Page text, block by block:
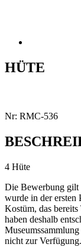
HÜTE
Nr: RMC-536
4 Hüte
Die Bewerbung gilt
wurde in der ersten
Kostüm, das
haben deshalb
nicht zur Verfügung.